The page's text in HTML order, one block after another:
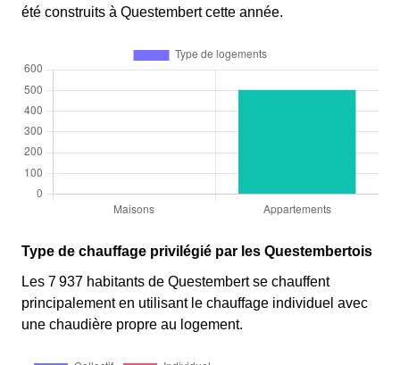
été construits à Questembert cette année.
Type de chauffage privilégié par les Questembertois
Les 7 937 habitants de Questembert se chauffent
principalement en utilisant le chauffage individuel avec
une chaudière propre au logement.